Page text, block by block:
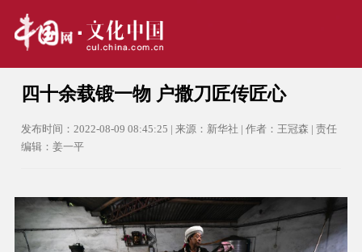
四十余载锻一物 户撒刀匠传匠心
发布时间：2022-08-09 08:45:25 | 来源：新华社 | 作者：王冠森 | 责任
编辑：姜一平